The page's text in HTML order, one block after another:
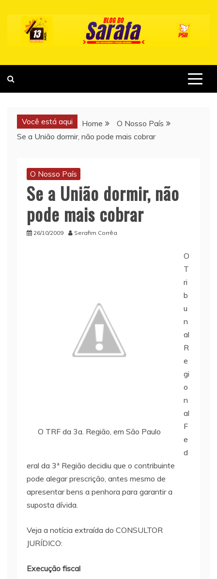
content
Você está aqui Home
O Nosso País
Se a União dormir, não pode mais cobrar
O Nosso País
Se a União dormir, não
pode mais cobrar
26/10/2009 Serafim Corrêa
O TRF da 3a. Região, em São Paulo
O
T
ri
b
u
n
al
R
e
gi
o
n
al
F
e
d
eral da 3ª Região decidiu que o contribuinte
pode alegar prescrição, antes mesmo de
apresentar bens a penhora para garantir a
suposta dívida.
Veja a notícia extraída do CONSULTOR
JURÍDICO:
Execução fiscal